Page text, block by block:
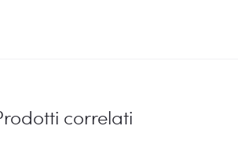
correlati